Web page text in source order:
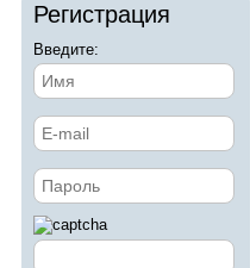
Регистрация
Введите: